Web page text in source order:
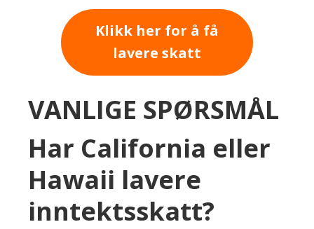
Klikk her for å få
lavere skatt
VANLIGE SPØRSMÅL
Har California eller
Hawaii lavere
inntektsskatt?